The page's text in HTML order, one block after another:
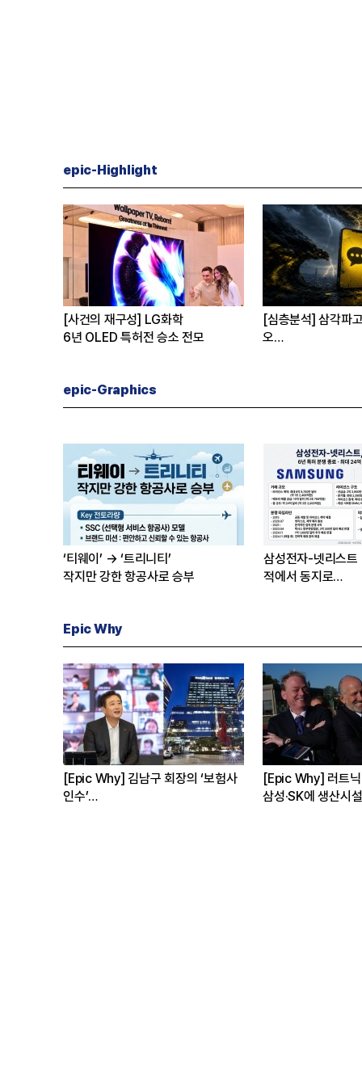
epic-Highlight
[사건의 재구성] LG화학
6년 OLED 특허전 승소 전모
[심층분석] 삼각파고에 휩
epic-Graphics
‘티웨이’ → ‘트리니티’
작지만 강한 항공사로 승부
삼성전자-넷리스트
적에서 동지로…
Epic Why
[Epic Why] 김남구 회장의 ‘보험사
[Epic Why] 러트닉 장관
삼성·SK에 생산시설 건설 촉구